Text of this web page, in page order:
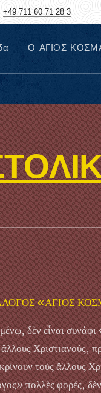
+49 711 60 71 28 3
Ο ΑΓΙΟΣ
«ΑΓΙΟΣ
δὲν εἶναι
Χριστιανούς,
τοὺς ἄλλους
πολλὲς φορές,